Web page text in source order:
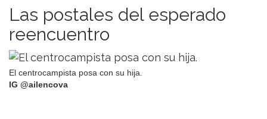
Las postales del esperado
reencuentro
El centrocampista posa con su hija.
IG @ailencova